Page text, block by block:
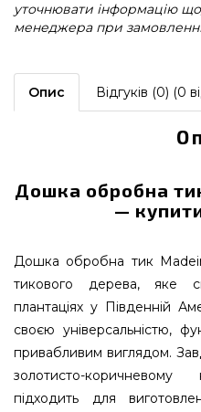
уточнювати інформацію
менеджера при
Опис Відгуків (0) (0
Дошка обробна
—
Дошка обробна тик
тикового дерева, яке
плантаціях у Південній
своєю універсальністю,
привабливим виглядом.
золотисто-
підходить для